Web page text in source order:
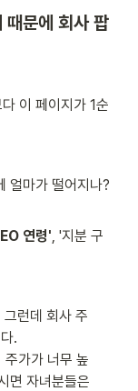
문에 회사 팝
이 페이지가 1순
얼마가 떨어지나?
연령', '지분 구
런데 회사 주
.
가가 너무 높
면 자녀분들은